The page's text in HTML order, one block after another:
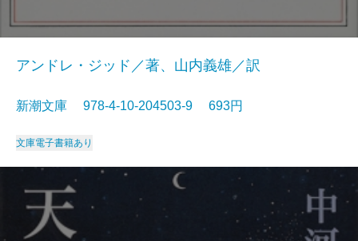
アンドレ・ジッド／著、山内義雄／訳
新潮文庫 978-4-10-204503-9 693円
文庫電子書籍あり